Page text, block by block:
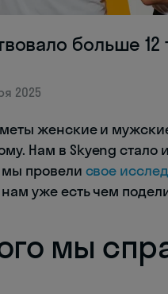
больше
2025
женские и
Нам в Skyeng стало
мы провели свое
уже есть чем
мы